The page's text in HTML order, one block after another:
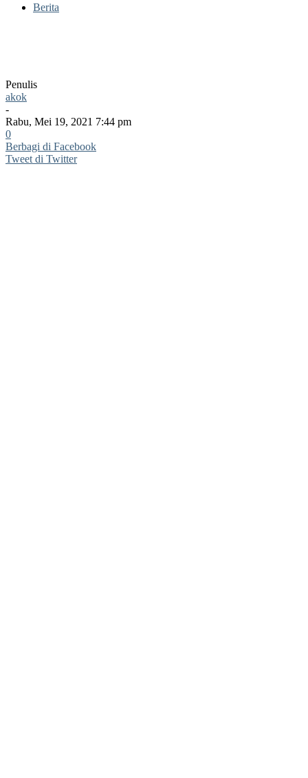
Berita
Penulis
akok
-
Rabu, Mei 19, 2021 7:44 pm
0
Berbagi di Facebook
Tweet di Twitter